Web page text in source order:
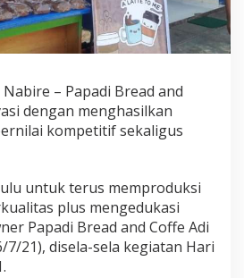
n
R
o
E
r
o
R
e
n
d
a
– Papadi Bread and
dengan menghasilkan
kompetitif sekaligus
untuk terus memproduksi
plus mengedukasi
Papadi Bread and Coffe Adi
7/21), disela-sela kegiatan Hari